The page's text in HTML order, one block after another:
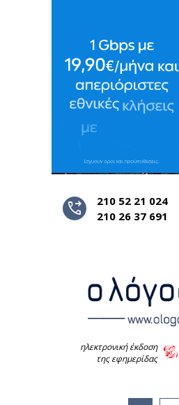
phone_forwarded 210 52 21 024
210 26 37 691
ηλεκτρονική έκδοση
της εφημερίδας